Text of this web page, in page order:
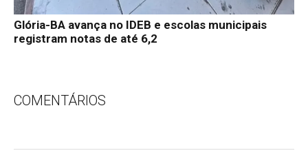
Glória-BA avança no IDEB e escolas municipais
registram notas de até 6,2
COMENTÁRIOS